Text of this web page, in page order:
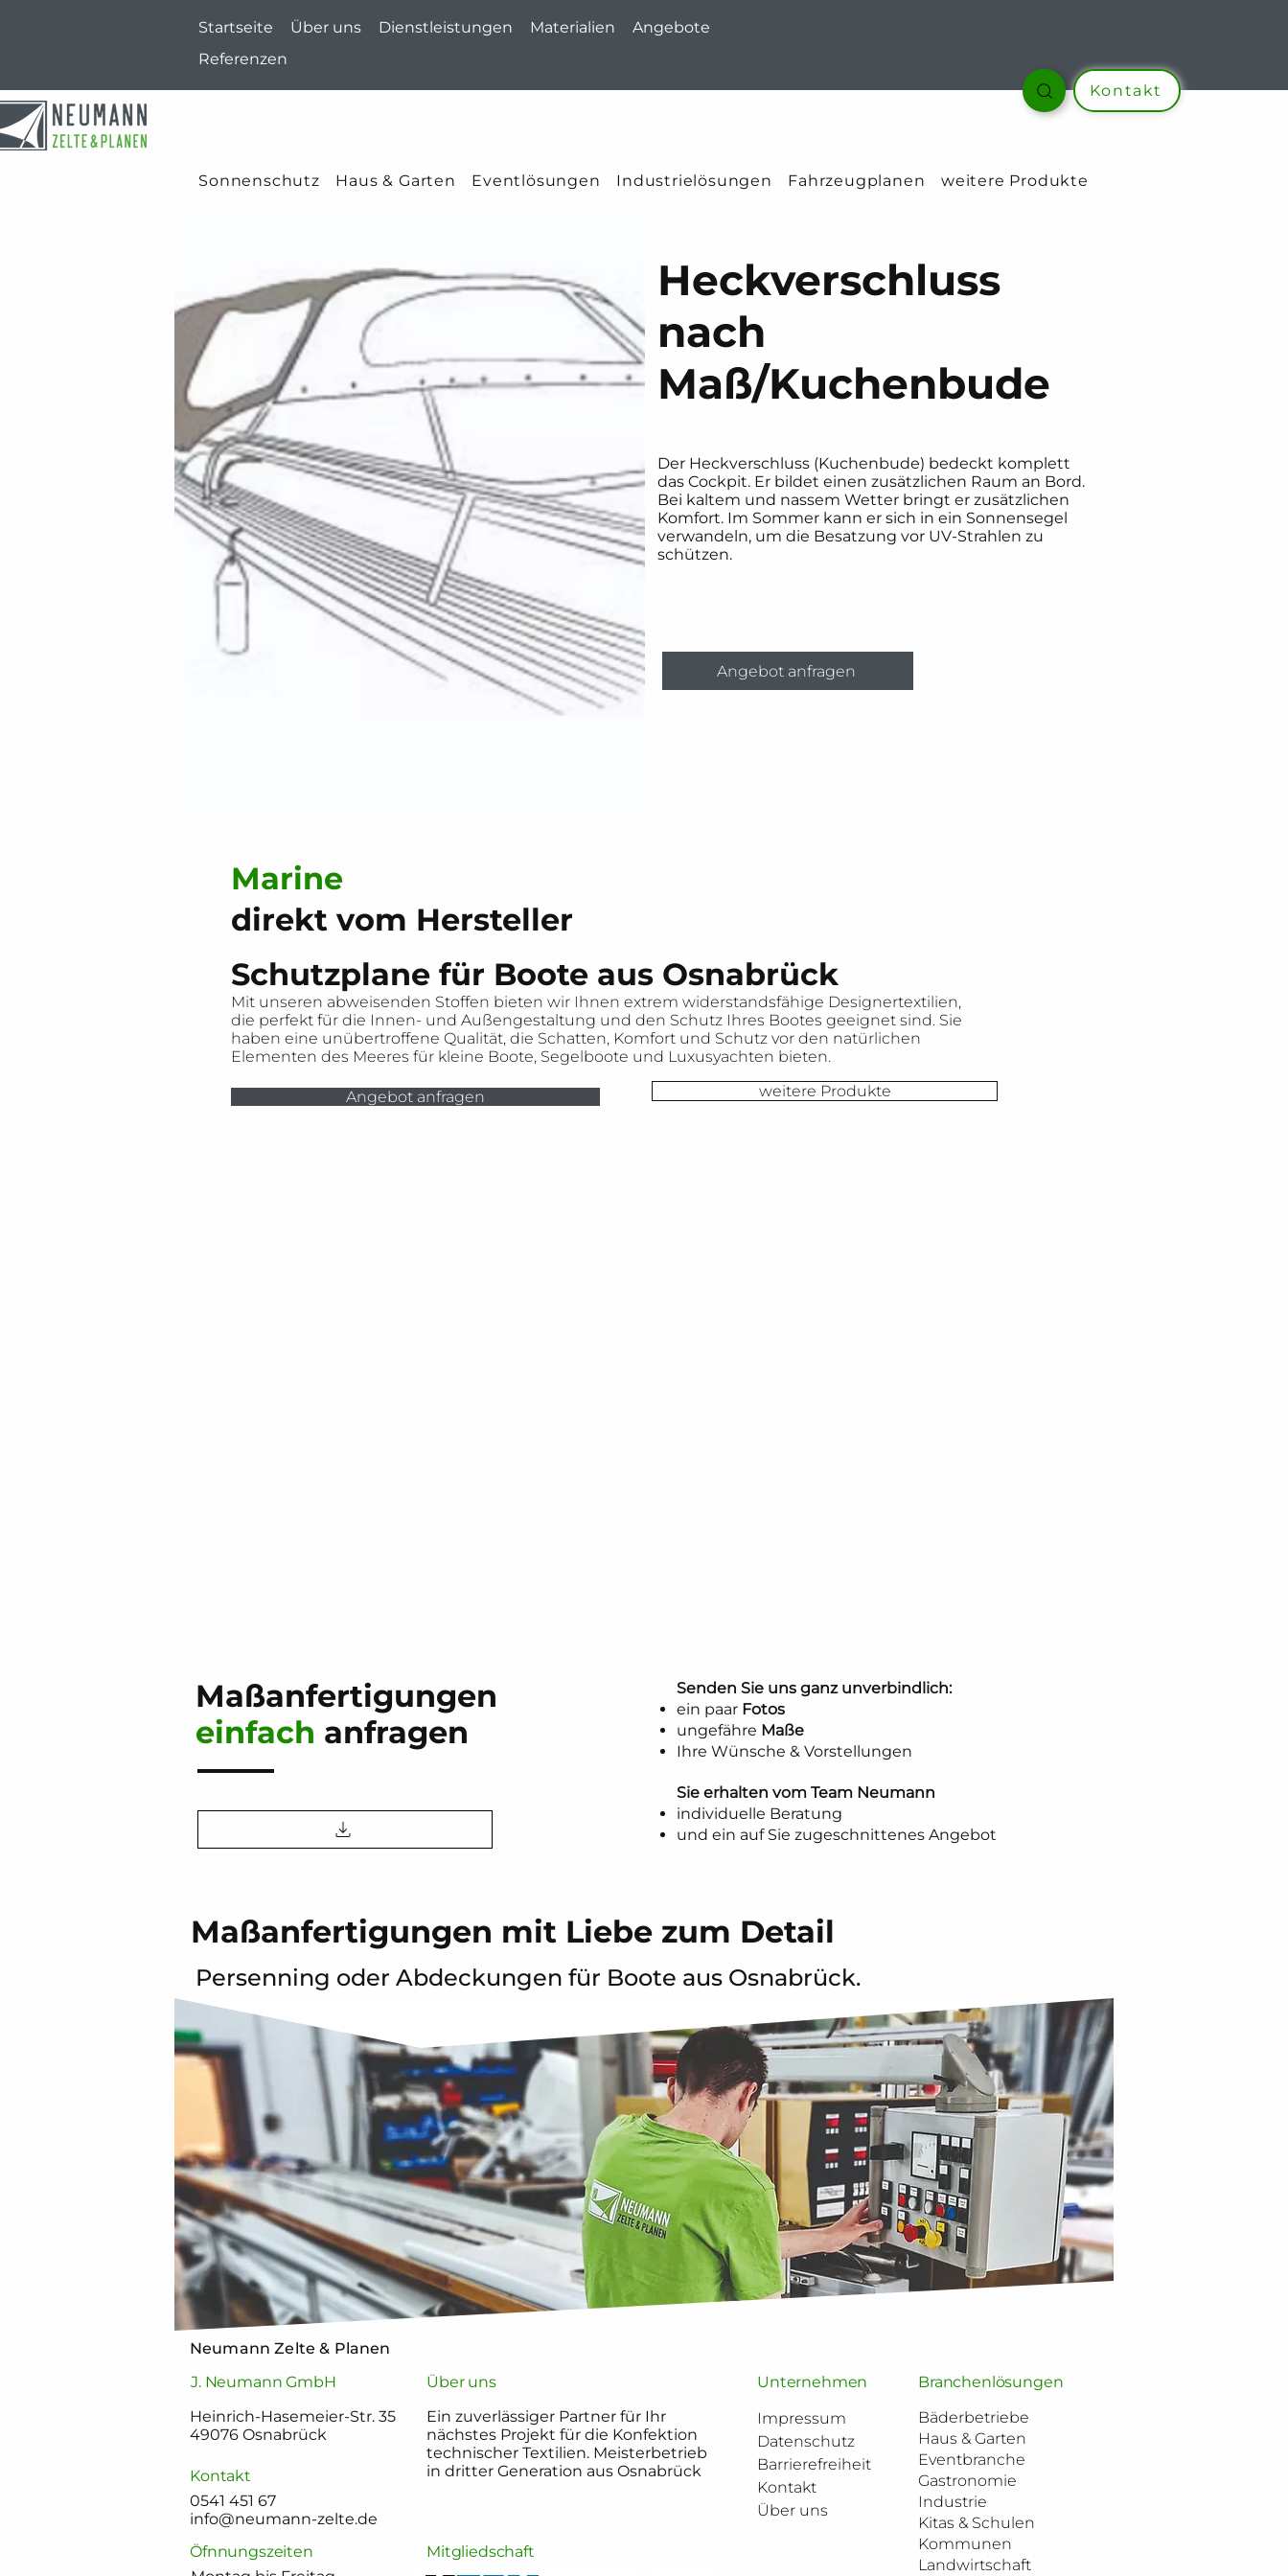
Kontakt
Startseite Über uns Dienstleistungen Materialien
Angebote
Referenzen
Sonnenschutz Haus & Garten Eventlösungen Industrielösungen Fahrzeugplanen weitere Produkte
Heckverschluss
nach
Maß/Kuchenbude
Der Heckverschluss (Kuchenbude) bedeckt komplett
das Cockpit. Er bildet einen zusätzlichen Raum an Bord.
Bei kaltem und nassem Wetter bringt er zusätzlichen
Komfort. Im Sommer kann er sich in ein Sonnensegel
verwandeln, um die Besatzung vor UV-Strahlen zu
schützen.
Angebot anfragen
Marine
direkt vom Hersteller
Schutzplane für Boote aus Osnabrück
Mit unseren abweisenden Stoffen bieten wir Ihnen extrem widerstandsfähige Designertextilien,
die perfekt für die Innen- und Außengestaltung und den Schutz Ihres Bootes geeignet sind. Sie
haben eine unübertroffene Qualität, die Schatten, Komfort und Schutz vor den natürlichen
Elementen des Meeres für kleine Boote, Segelboote und Luxusyachten bieten.
Angebot anfragen weitere Produkte
Maßanfertigungen
einfach anfragen
Senden Sie uns ganz unverbindlich:
ein paar Fotos
ungefähre Maße
Ihre Wünsche & Vorstellungen
Sie erhalten vom Team Neumann
individuelle Beratung
und ein auf Sie zugeschnittenes Angebot
Maßanfertigungen mit Liebe zum Detail
Persenning oder Abdeckungen für Boote aus Osnabrück.
Neumann Zelte & Planen
J. Neumann GmbH
Heinrich-Hasemeier-Str. 35
49076 Osnabrück
Kontakt
0541 451 67
info@neumann-zelte.de
Öfnnungszeiten
Über uns
Ein zuverlässiger Partner für Ihr
nächstes Projekt für die Konfektion
technischer Textilien. Meisterbetrieb
in dritter Generation aus Osnabrück
Mitgliedschaft
Unternehmen
Impressum
Datenschutz
Barrierefreiheit
Kontakt
Über uns
Branchenlösungen
Bäderbetriebe
Haus & Garten
Eventbranche
Gastronomie
Industrie
Kitas & Schulen
Kommunen
Landwirtschaft